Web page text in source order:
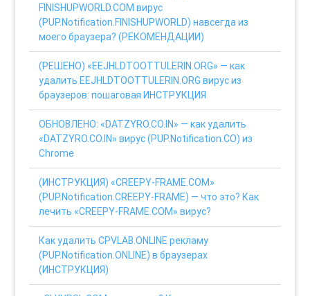
FINISHUPWORLD.COM вирус
(PUP.Notification.FINISHUPWORLD) навсегда из
моего браузера? (РЕКОМЕНДАЦИИ)
(РЕШЕНО) «EEJHLDTOOTTULERIN.ORG» — как
удалить EEJHLDTOOTTULERIN.ORG вирус из
браузеров: пошаговая ИНСТРУКЦИЯ
ОБНОВЛЕНО: «DATZYRO.CO.IN» — как удалить
«DATZYRO.CO.IN» вирус (PUP.Notification.CO) из
Chrome
(ИНСТРУКЦИЯ) «CREEPY-FRAME.COM»
(PUP.Notification.CREEPY-FRAME) — что это? Как
лечить «CREEPY-FRAME.COM» вирус?
Как удалить CPVLAB.ONLINE рекламу
(PUP.Notification.ONLINE) в браузерах
(ИНСТРУКЦИЯ)